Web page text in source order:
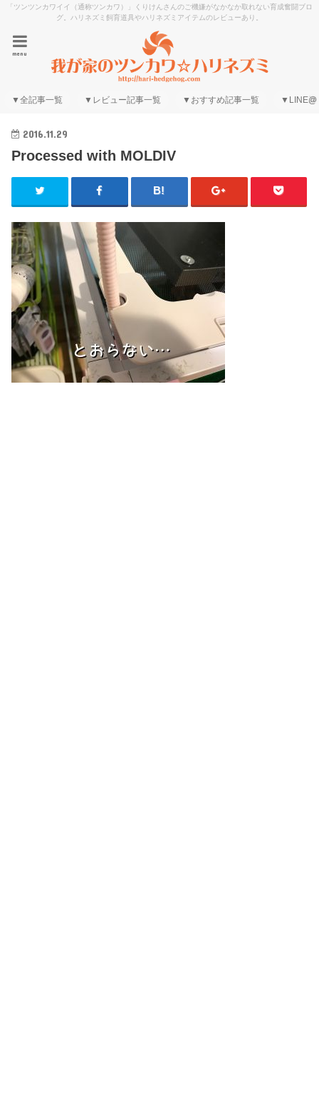
「ツンツンカワイイ（通称ツンカワ）」くりけんさんのご機嫌がなかなか取れない育成奮闘ブロ
グ。ハリネズミ飼育道具やハリネズミアイテムのレビューあり。
menu
▼全記事一覧 ▼レビュー記事一覧 ▼おすすめ記事一覧 ▼LINE@
2016.11.29
Processed with MOLDIV